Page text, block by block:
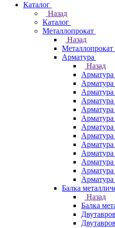
Каталог
Назад
Каталог
Металлопрокат
Назад
Металлопрокат
Арматура
Назад
Арматура
Арматура
Балка
Назад
Балка